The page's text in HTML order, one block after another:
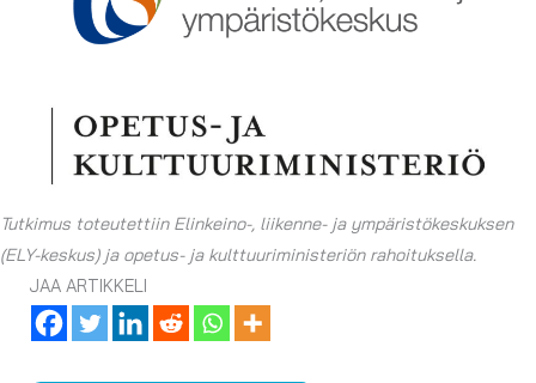
Tutkimus toteutettiin Elinkeino-, liikenne- ja ympäristökeskuksen
(ELY-keskus) ja opetus- ja kulttuuriministeriön rahoituksella.
JAA ARTIKKELI